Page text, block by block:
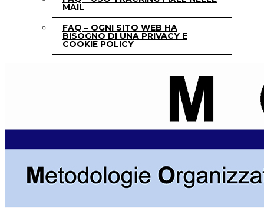
MAIL
FAQ – OGNI SITO WEB HA
BISOGNO DI UNA PRIVACY E
COOKIE POLICY